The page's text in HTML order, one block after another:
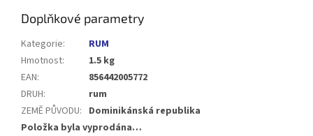
Doplňkové parametry
Kategorie:
RUM
Hmotnost:
1.5 kg
EAN:
856442005772
DRUH:
rum
ZEMĚ PŮVODU: Dominikánská republika
Položka byla vyprodána…